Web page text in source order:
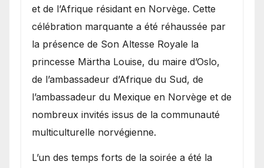
et de l’Afrique résidant en Norvège. Cette
célébration marquante a été réhaussée par
la présence de Son Altesse Royale la
princesse Märtha Louise, du maire d’Oslo,
de l’ambassadeur d’Afrique du Sud, de
l’ambassadeur du Mexique en Norvège et de
nombreux invités issus de la communauté
multiculturelle norvégienne.
​L’un des temps forts de la soirée a été la